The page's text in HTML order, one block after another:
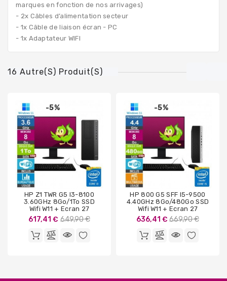
marques en fonction de nos arrivages)
- 2x Câbles d’alimentation secteur
- 1x Câble de liaison écran - PC
- 1x Adaptateur WIFI
16 Autre(s) Produit(s)
-5%
HP Z1 TWR G5 I3-8100
3.60GHz 8Go/1To SSD
Wifi W11 + Ecran 27
617,41 € Prix
base
649,90 €
-5%
HP 800 G5 SFF I5-9500
4.40GHz 8Go/480Go SSD
Wifi W11 + Ecran 27
636,41 € Prix
base
669,90 €